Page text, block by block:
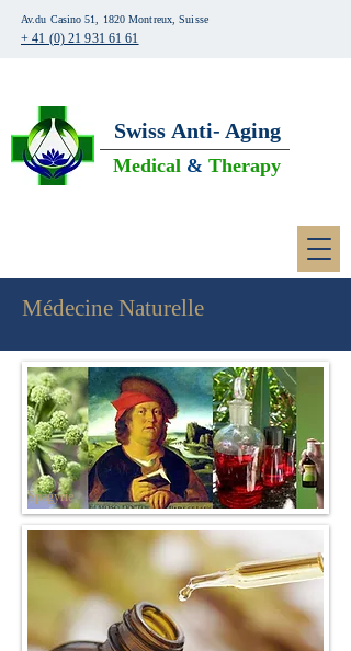
Av.du Casino 51, 1820 Montreux, Suisse
+ 41 (0) 21 931 61 61
Swiss Anti- Aging
Medical & Therapy
Médecine Naturelle
Spagyrie